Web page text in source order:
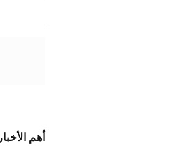
أهم الأخبار